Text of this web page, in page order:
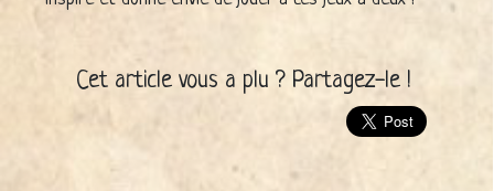
Cet article vous a plu ? Partagez-le !